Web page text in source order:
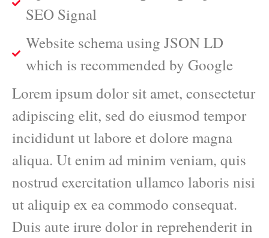
SEO Signal
Website schema using JSON LD
which is recommended by Google
Lorem ipsum dolor sit amet, consectetur
adipiscing elit, sed do eiusmod tempor
incididunt ut labore et dolore magna
aliqua. Ut enim ad minim veniam, quis
nostrud exercitation ullamco laboris nisi
ut aliquip ex ea commodo consequat.
Duis aute irure dolor in reprehenderit in